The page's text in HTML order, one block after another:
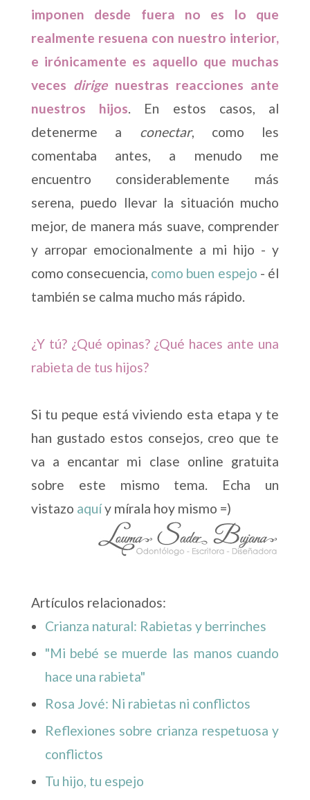
imponen desde fuera no es lo que
realmente resuena con nuestro interior,
e irónicamente es aquello que muchas
veces dirigenuestras reacciones ante
nuestros hijos. En estos casos, al
detenerme a conectar, como les
comentaba antes, a menudo me
encuentro considerablemente más
serena, puedo llevar la situación mucho
mejor, de manera más suave, comprender
y arropar emocionalmente a mi hijo - y
como consecuencia, como buen espejo - él
también se calma mucho más rápido.
¿Y tú? ¿Qué opinas? ¿Qué haces ante una
rabieta de tus hijos?
Si tu peque está viviendo esta etapa y te
han gustado estos consejos, creo que te
va a encantar mi clase online gratuita
sobre este mismo tema. Echa un
vistazo aquíy mírala hoy mismo =)
Artículos relacionados:
Crianza natural: Rabietas y berrinches
"Mi bebé se muerde las manos cuando
hace una rabieta"
Rosa Jové: Ni rabietas ni conflictos
Reflexiones sobre crianza respetuosa y
conflictos
Tu hijo, tu espejo